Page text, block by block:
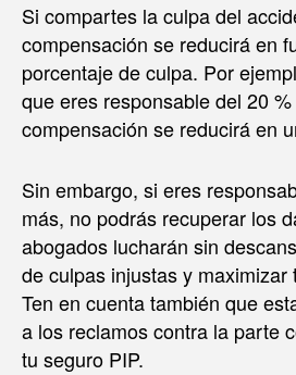
Si compartes la culpa del
compensación se reducirá en
porcentaje de culpa. Por
que eres responsable del 20
compensación se reducirá en
Sin embargo, si eres
más, no podrás recuperar los
abogados lucharán sin
de culpas injustas y maximizar
Ten en cuenta también que
a los reclamos contra la parte
tu seguro PIP.